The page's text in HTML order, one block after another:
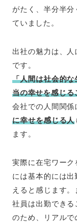
がたく、半分半
ていました。
出社の魅力は、人
です。
「人間は社会的
当の幸せを感じる
会社での人間関係
に幸せを感じる人
ます。
実際に在宅ワーク
には基本的には
えると感じます
社員は出勤でき
のため、リアル